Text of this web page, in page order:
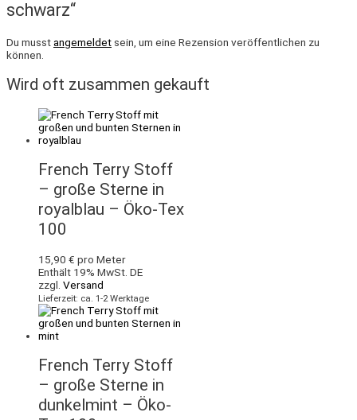
schwarz“
Du musstangemeldet sein, um eine Rezension veröffentlichen zu
können.
Wird oft zusammen gekauft
French Terry Stoff
– große Sterne in
royalblau – Öko-Tex
100
15,90 € pro Meter
Enthält 19% MwSt. DE
zzgl. Versand
Lieferzeit: ca. 1-2 Werktage
French Terry Stoff
– große Sterne in
dunkelmint – Öko-